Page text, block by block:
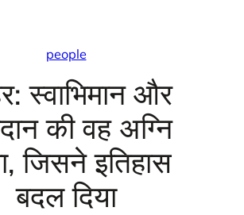
people
स्वाभिमान और
की वह अग्नि
जिसने इतिहास
बदल दिया